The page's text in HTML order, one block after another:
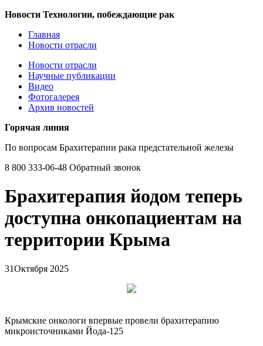
Новости Технологии, побеждающие рак
Главная
Новости отрасли
Новости отрасли
Научные публикации
Видео
Фотогалерея
Архив новостей
Горячая линия
По вопросам Брахитерапии рака предстательной железы
8 800 333-06-48 Обратный звонок
Брахитерапия йодом теперь
доступна онкопациентам на
территории Крыма
31Октября 2025
Крымские онкологи впервые провели брахитерапию
микроисточниками Йода-125